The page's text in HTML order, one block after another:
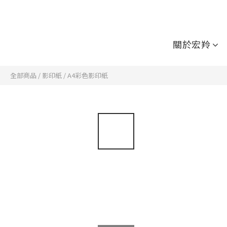
關於宏羚
全部商品 / 影印紙 /A4彩色影印紙